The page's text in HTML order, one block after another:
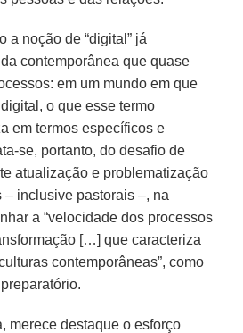
a noção de “digital” já
contemporânea que quase
em um mundo em que
o que esse termo
em termos específicos e
se, portanto, do desafio de
atualização e problematização
inclusive pastorais –, na
a “velocidade dos processos
[…] que caracteriza
contemporâneas”, como
merece destaque o esforço